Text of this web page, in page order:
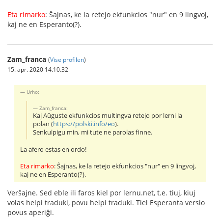
Eta rimarko: Ŝajnas, ke la retejo ekfunkcios "nur" en 9 lingvoj,
kaj ne en Esperanto(?).
Zam_franca (Vise profilen)
15. apr. 2020 14.10.32
Urho:
Zam_franca:
Kaj Aŭguste ekfunkcios multingva retejo por lerni la
polan (https://polski.info/eo).
Senkulpigu min, mi tute ne parolas finne.
La afero estas en ordo!
Eta rimarko: Ŝajnas, ke la retejo ekfunkcios "nur" en 9 lingvoj,
kaj ne en Esperanto(?).
Verŝajne. Sed eble ili faros kiel por lernu.net, t.e. tiuj, kiuj
volas helpi traduki, povu helpi traduki. Tiel Esperanta versio
povus aperiĝi.